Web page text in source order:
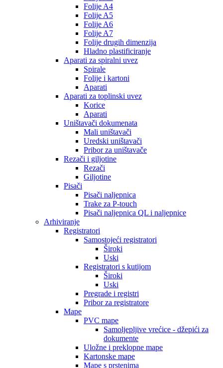
Folije A4
Folije A5
Folije A6
Folije A7
Folije drugih dimenzija
Hladno plastificiranje
Aparati za spiralni uvez
Spirale
Folije i kartoni
Aparati
Aparati za toplinski uvez
Korice
Aparati
Uništavači dokumenata
Mali uništavači
Uredski uništavači
Pribor za uništavače
Rezači i giljotine
Rezači
Giljotine
Pisači
Pisači naljepnica
Trake za P-touch
Pisači naljepnica QL i naljepnice
Arhiviranje
Registratori
Samostojeći registratori
Široki
Uski
Registratori s kutijom
Široki
Uski
Pregrade i registri
Pribor za registratore
Mape
PVC mape
Samoljepljive vrećice - džepići za
dokumente
Uložne i preklopne mape
Kartonske mape
Mape s prstenima